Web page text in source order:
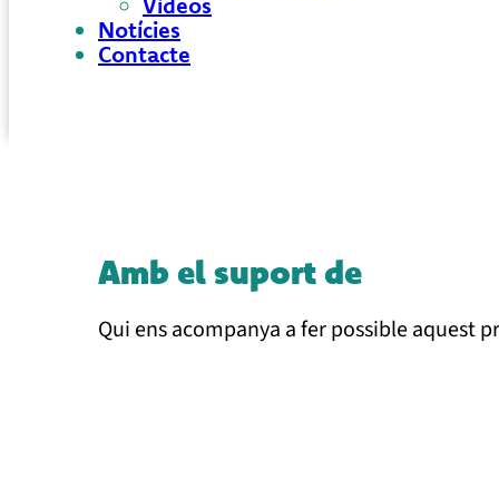
Notícies
Contacte
Amb el suport de
Qui ens acompanya a fer possible aquest